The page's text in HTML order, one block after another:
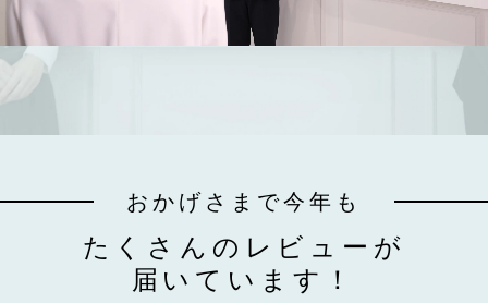
おかげさまで今年も
たくさんのレビューが
届いています！